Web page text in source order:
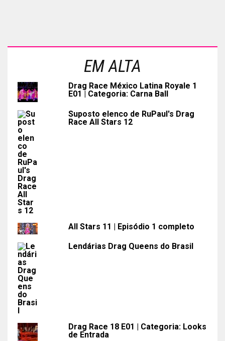
EM ALTA
Drag Race México Latina Royale 1
E01 | Categoria: Carna Ball
Suposto elenco de RuPaul's Drag
Race All Stars 12
All Stars 11 | Episódio 1 completo
Lendárias Drag Queens do Brasil
Drag Race 18 E01 | Categoria: Looks
de Entrada